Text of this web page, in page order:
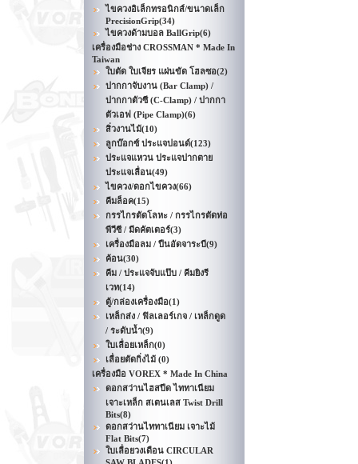
ไขควงอิเล็กทรอนิกส์/ขนาดเล็ก
PrecisionGrip(34)
ไขควงด้ามบอล BallGrip(6)
เครื่องมือช่าง CROSSMAN * Made In
Taiwan
ใบตัด ใบเจียร แผ่นขัด โฮลซอ(2)
ปากกาจับงาน (Bar Clamp) /
ปากกาตัวซี (C-Clamp) / ปากกา
ตัวเอฟ (Pipe Clamp)(6)
สิ่วงานไม้(10)
ลูกบ๊อกซ์ ประแจปอนด์(123)
ประแจแหวน ประแจปากตาย
ประแจเลื่อน(49)
ไขควง/ดอกไขควง(66)
คีมล็อค(15)
กรรไกรตัดโลหะ / กรรไกรตัดท่อ
พีวีซี / มีดคัตเตอร์(3)
เครื่องมือลม / ปืนอัดจาระบี(9)
ค้อน(30)
คีม / ประแจจับแป๊บ / คีมยิงรี
เวท(14)
ตู้/กล่องเครื่องมือ(1)
เหล็กส่ง / ฟิลเลอร์เกจ / เหล็กดูด
/ ระดับน้ำ(9)
ใบเลื่อยเหล็ก(0)
เลื่อยตัดกิ่งไม้ (0)
เครื่องมือ VOREX * Made In China
ดอกสว่านไฮสปีด ไททาเนียม
เจาะเหล็ก สเตนเลส Twist Drill
Bits(8)
ดอกสว่านไททาเนียม เจาะไม้
Flat Bits(7)
ใบเลื่อยวงเดือน CIRCULAR